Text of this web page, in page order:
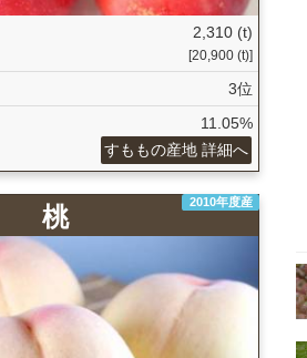
2,310 (t)
[20,900 (t)]
3位
11.05%
すももの産地 詳細へ
2010年度産
桃